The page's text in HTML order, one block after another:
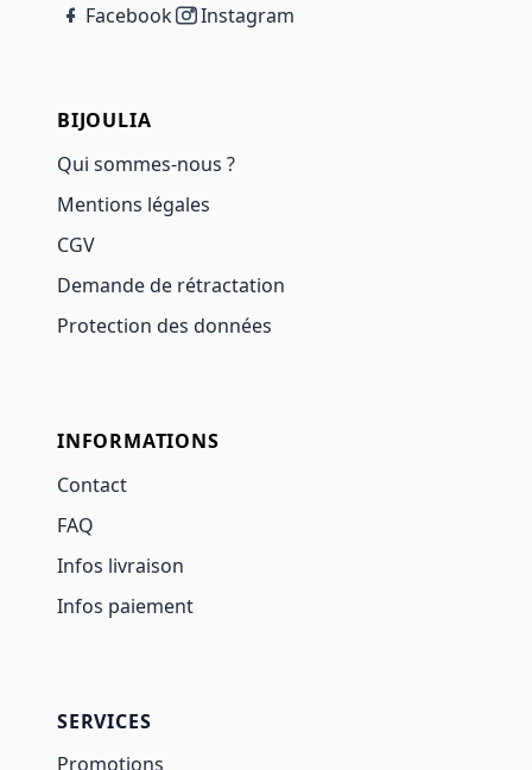
Facebook
Instagram
BIJOULIA
Qui sommes-nous ?
Mentions légales
CGV
Demande de rétractation
Protection des données
INFORMATIONS
Contact
FAQ
Infos livraison
Infos paiement
SERVICES
Promotions